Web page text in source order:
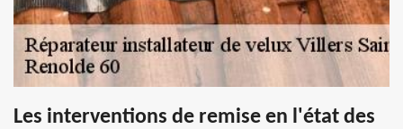
Les interventions de remise en l'état des